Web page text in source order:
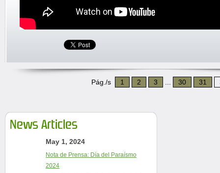
Pág./s 1 2 3 30 31
News Articles
May 1, 2024
Nota de Prensa: Día del Paraísmo
2024